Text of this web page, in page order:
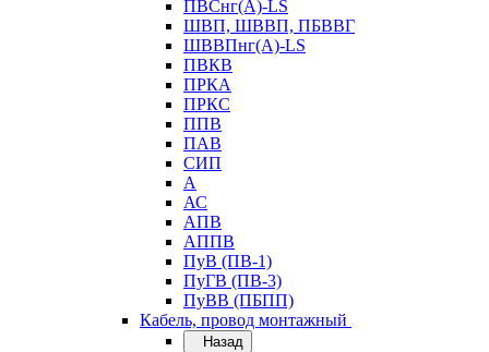
ПВСнг(А)-LS
ШВП, ШВВП, ПБВВГ
ШВВПнг(А)-LS
ПВКВ
ПРКА
ПРКС
ППВ
ПАВ
СИП
А
АС
АПВ
АППВ
ПуВ (ПВ-1)
ПуГВ (ПВ-3)
ПуВВ (ПБПП)
Кабель, провод монтажный
Назад